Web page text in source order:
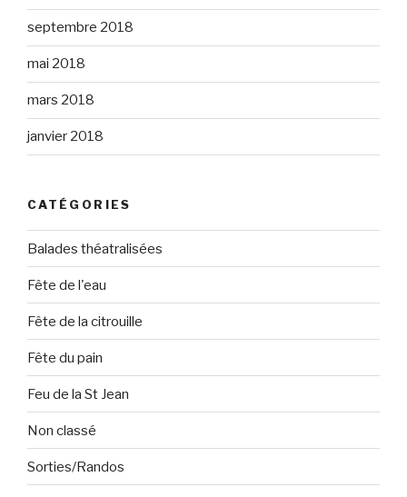
septembre 2018
mai 2018
mars 2018
janvier 2018
CATÉGORIES
Balades théatralisées
Fête de l'eau
Fête de la citrouille
Fête du pain
Feu de la St Jean
Non classé
Sorties/Randos